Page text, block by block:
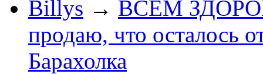
Billys → ВСЕМ
продаю, что осталось
Барахолка